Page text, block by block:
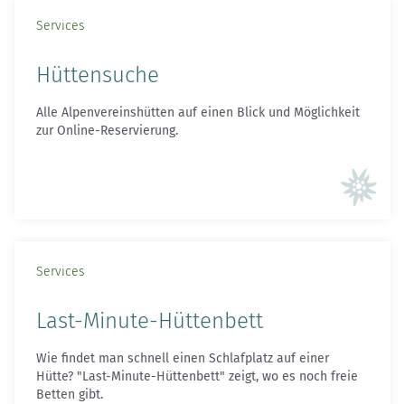
Services
Hüttensuche
Alle Alpenvereinshütten auf einen Blick und Möglichkeit
zur Online-Reservierung.
Services
Last-Minute-Hüttenbett
Wie findet man schnell einen Schlafplatz auf einer
Hütte? "Last-Minute-Hüttenbett" zeigt, wo es noch freie
Betten gibt.